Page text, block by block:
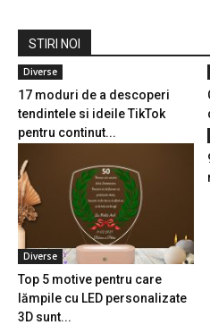
STIRI NOI
Diverse
17 moduri de a descoperi
tendintele si ideile TikTok
pentru continut...
Diverse
Top 5 motive pentru care
lămpile cu LED personalizate
3D sunt...